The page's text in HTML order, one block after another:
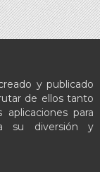
y publicado
de ellos tanto
para
su diversión y